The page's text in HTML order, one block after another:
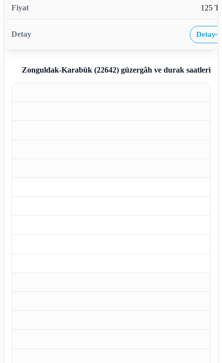
125
Detay›
Zonguldak-Karabük (22642)güzergâh ve durak saatleri